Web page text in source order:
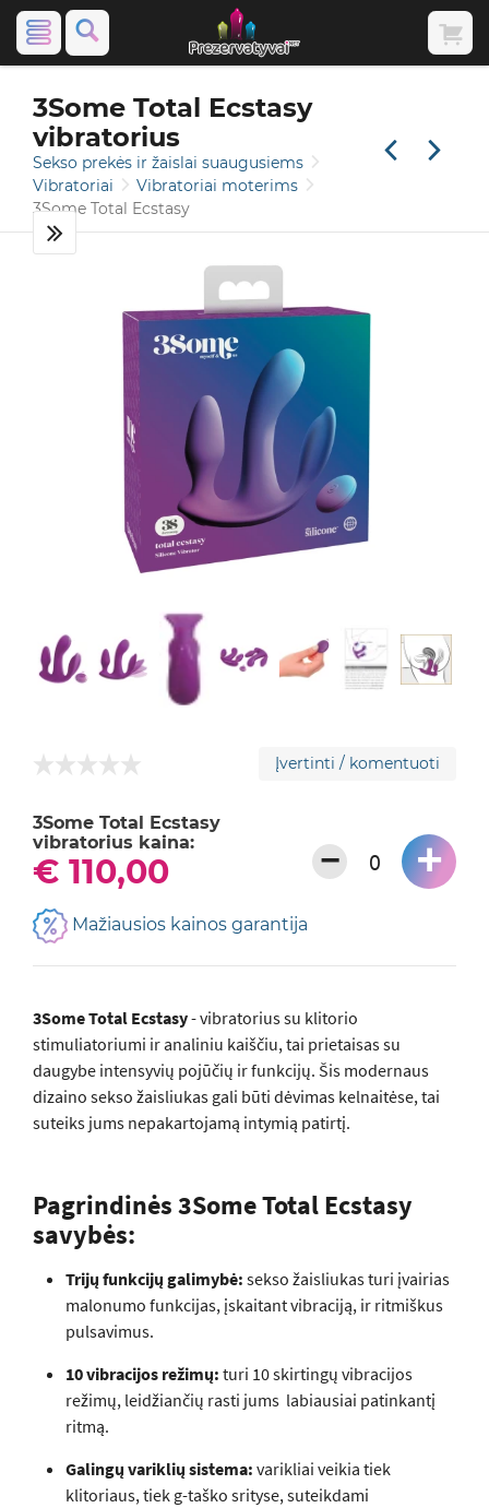
3Some Total Ecstasy
vibratorius
Sekso prekės ir žaislai suaugusiems
Vibratoriai
Vibratoriai moterims
3Some Total Ecstasy
Įvertinti / komentuoti
3Some Total Ecstasy
vibratorius kaina:
€ 110,00 − +
Mažiausios kainos garantija
3Some Total Ecstasy- vibratorius su klitorio
stimuliatoriumi ir analiniu kaiščiu, tai prietaisas su
daugybe intensyvių pojūčių ir funkcijų. Šis modernaus
dizaino sekso žaisliukas gali būti dėvimas kelnaitėse, tai
suteiks jums nepakartojamą intymią patirtį.
Pagrindinės 3Some Total Ecstasy
savybės:
Trijų funkcijų galimybė: sekso žaisliukas turi įvairias
malonumo funkcijas, įskaitant vibraciją, ir ritmiškus
pulsavimus.
10 vibracijos režimų: turi 10 skirtingų vibracijos
režimų, leidžiančių rasti jums labiausiai patinkantį
ritmą.
Galingų variklių sistema: varikliai veikia tiek
klitoriaus, tiek g-taško srityse, suteikdami